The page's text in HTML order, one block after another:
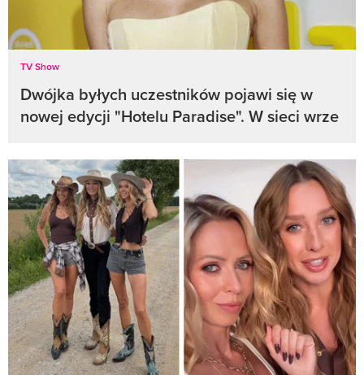
TV Show
Dwójka byłych uczestników pojawi się w
nowej edycji "Hotelu Paradise". W sieci wrze